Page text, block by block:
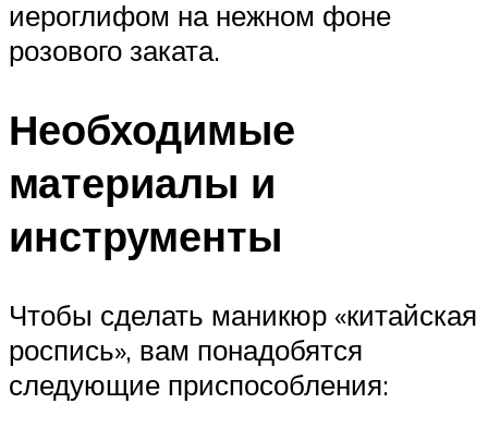
иероглифом на нежном фоне
розового заката.
Необходимые
материалы и
инструменты
Чтобы сделать маникюр «китайская
роспись», вам понадобятся
следующие приспособления: